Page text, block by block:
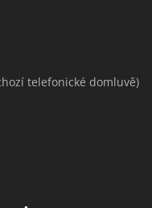
telefonické domluvě)